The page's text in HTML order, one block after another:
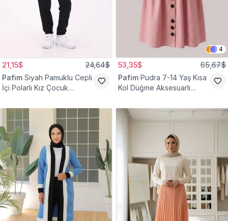
21,15$ 24,64$
Pafim Siyah Pamuklu Cepli
İçi Polarlı Kız Çocuk
4
53,35$ 65,67$
Pafim Pudra 7-14 Yaş Kısa
Kol Düğme Aksesuarlı